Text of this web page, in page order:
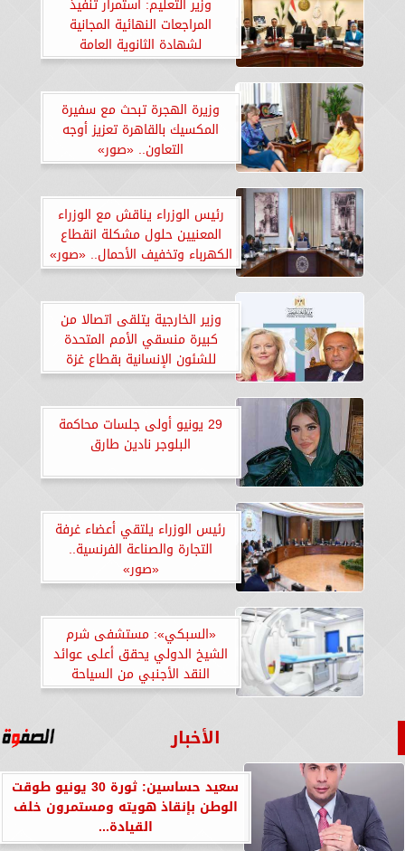
وزير التعليم: استمرار تنفيذ
المراجعات النهائية المجانية
لشهادة الثانوية العامة
وزيرة الهجرة تبحث مع سفيرة
المكسيك بالقاهرة تعزيز أوجه
التعاون.. «صور»
رئيس الوزراء يناقش مع الوزراء
المعنيين حلول مشكلة انقطاع
الكهرباء وتخفيف الأحمال.. «صور»
وزير الخارجية يتلقى اتصالا من
كبيرة منسقي الأمم المتحدة
للشئون الإنسانية بقطاع غزة
29 يونيو أولى جلسات محاكمة
البلوجر نادين طارق
رئيس الوزراء يلتقي أعضاء غرفة
التجارة والصناعة الفرنسية..
«صور»
«السبكي»: مستشفى شرم
الشيخ الدولي يحقق أعلى عوائد
النقد الأجنبي من السياحة
العلاجية.. «صور»
الأخبار
سعيد حساسين: ثورة 30 يونيو طوقت
الوطن بإنقاذ هويته ومستمرون خلف
القيادة...